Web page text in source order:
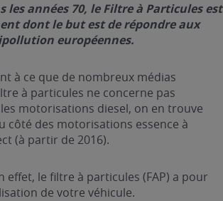
les années 70, le Filtre à Particules est
dont le but est de répondre aux
européennes.
à ce que de nombreux médias
à particules ne concerne pas
motorisations diesel, on en trouve
côté des motorisations essence à
(à partir de 2016).
le filtre à particules (FAP) a pour
de votre véhicule.